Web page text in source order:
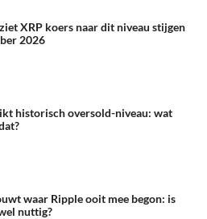
XRP koers naar dit niveau stijgen
2026
historisch oversold-niveau: wat
waar Ripple ooit mee begon: is
nuttig?